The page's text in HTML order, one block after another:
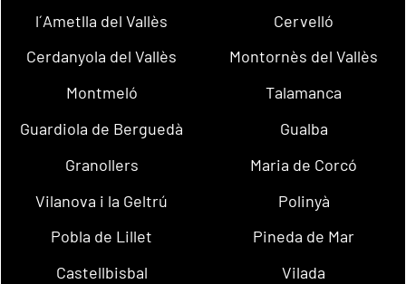
l´Ametlla del Vallès
Cervelló
Cerdanyola del Vallès
Montornès del Vallès
Montmeló
Talamanca
Guardiola de Berguedà
Gualba
Granollers
Maria de Corcó
Vilanova i la Geltrú
Polinyà
Pobla de Lillet
Pineda de Mar
Castellbisbal
Vilada